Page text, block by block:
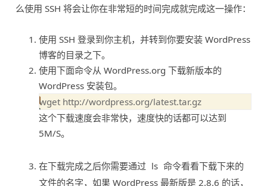
么使用 SSH 将会让你在非常短的时间完成就完成这一操作：
使用 SSH 登录到你主机，并转到你要安装 WordPress
博客的目录之下。
使用下面命令从 WordPress.org 下载新版本的
WordPress 安装包。
这个下载速度会非常快，速度快的话都可以达到
5M/S。
在下载完成之后你需要通过 ls 命令看看下载下来的
文件的名字，如果 WordPress 最新版是 2.8.6 的话，